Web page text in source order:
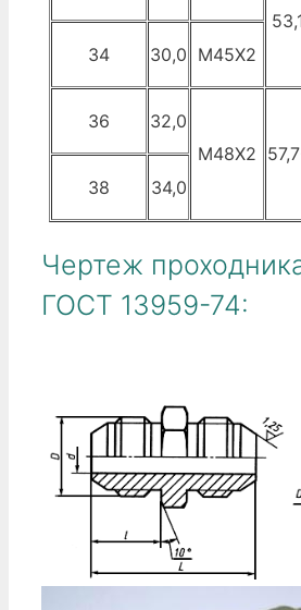
34
30,0 М45Х2
36
32,0
М48Х2
38 34,0
Чертеж
ГОСТ 13959-74: